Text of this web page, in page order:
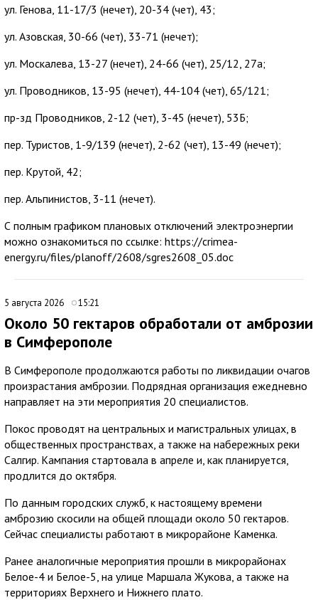
ул. Генова, 11-17/3 (нечет), 20-34 (чет), 43;
ул. Азовская, 30-66 (чет), 33-71 (нечет);
ул. Москалева, 13-27 (нечет), 24-66 (чет), 25/12, 27а;
ул. Проводников, 13-95 (нечет), 44-104 (чет), 65/121;
пр-зд Проводников, 2-12 (чет), 3-45 (нечет), 53Б;
пер. Туристов, 1-9/139 (нечет), 2-62 (чет), 13-49 (нечет);
пер. Крутой, 42;
пер. Альпинистов, 3-11 (нечет).
С полным графиком плановых отключений электроэнергии
можно ознакомиться по ссылке: https://crimea-
energy.ru/files/planoff/2608/sgres2608_05.doc
5 августа 2026 15:21
Около 50 гектаров обработали от амброзии
в Симферополе
В Симферополе продолжаются работы по ликвидации очагов
произрастания амброзии. Подрядная организация ежедневно
направляет на эти мероприятия 20 специалистов.
Покос проводят на центральных и магистральных улицах, в
общественных пространствах, а также на набережных реки
Салгир. Кампания стартовала в апреле и, как планируется,
продлится до октября.
По данным городских служб, к настоящему времени
амброзию скосили на общей площади около 50 гектаров.
Сейчас специалисты работают в микрорайоне Каменка.
Ранее аналогичные мероприятия прошли в микрорайонах
Белое-4 и Белое-5, на улице Маршала Жукова, а также на
территориях Верхнего и Нижнего плато.